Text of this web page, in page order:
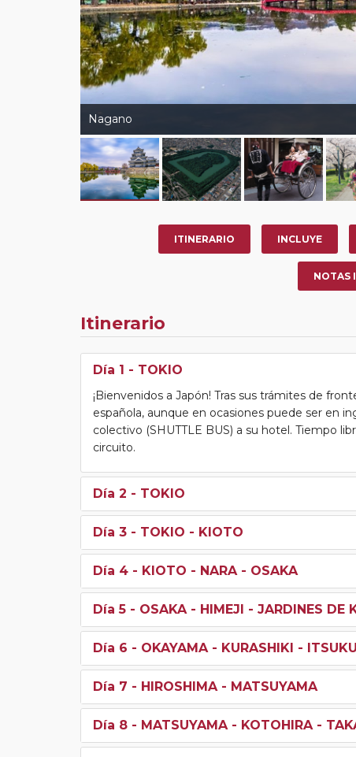
Nagano
ITINERARIO INCLUYE
NOTAS
Itinerario
Día 1 - TOKIO
¡Bienvenidos a Japón! Tras sus trámites de
española, aunque en ocasiones puede ser en
colectivo (SHUTTLE BUS) a su hotel. Tiempo
circuito.
Día 2 - TOKIO
Día 3 - TOKIO - KIOTO
Día 4 - KIOTO - NARA - OSAKA
Día 5 - OSAKA - HIMEJI - JARDINES DE
Día 6 - OKAYAMA - KURASHIKI -
Día 7 - HIROSHIMA - MATSUYAMA
Día 8 - MATSUYAMA - KOTOHIRA -